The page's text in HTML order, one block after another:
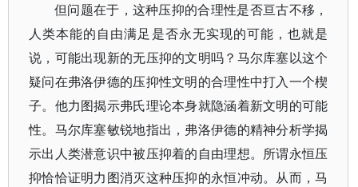
但问题在于，这种压抑的合理性是否亘古不移，
人类本能的自由满足是否永无实现的可能，也就是
说，可能出现新的无压抑的文明吗？马尔库塞以这个
疑问在弗洛伊德的压抑性文明的合理性中打入一个楔
子。他力图揭示弗氏理论本身就隐涵着新文明的可能
性。马尔库塞敏锐地指出，弗洛伊德的精神分析学揭
示出人类潜意识中被压抑着的自由理想。所谓永恒压
抑恰恰证明力图消灭这种压抑的永恒冲动。从而，马